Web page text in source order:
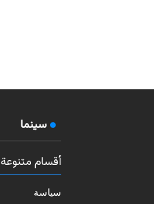
سينما
أقسام متنوعة
سياسة